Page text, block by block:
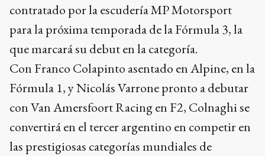
contratado por la escudería MP Motorsport
para la próxima temporada de la Fórmula 3, la
que marcará su debut en la categoría.
Con Franco Colapinto asentado en Alpine, en la
Fórmula 1, y Nicolás Varrone pronto a debutar
con Van Amersfoort Racing en F2, Colnaghi se
convertirá en el tercer argentino en competir en
las prestigiosas categorías mundiales de